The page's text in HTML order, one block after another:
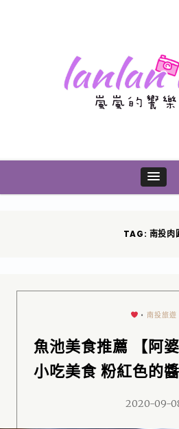
TAG: 南投肉
•南投旅遊
魚池美食推薦 【阿
小吃美食 粉紅色的
2020-09-